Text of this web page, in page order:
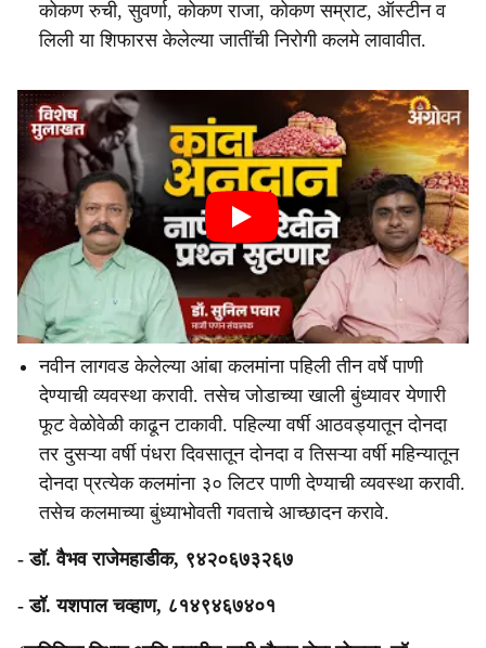
कोकण रुची, सुवर्णा, कोकण राजा, कोकण सम्राट, ऑस्टीन व
लिली या शिफारस केलेल्या जातींची निरोगी कलमे लावावीत.
नवीन लागवड केलेल्या आंबा कलमांना पहिली तीन वर्षे पाणी
देण्याची व्यवस्था करावी. तसेच जोडाच्या खाली बुंध्यावर येणारी
फूट वेळोवेळी काढून टाकावी. पहिल्या वर्षी आठवड्यातून दोनदा
तर दुसऱ्या वर्षी पंधरा दिवसातून दोनदा व तिसऱ्या वर्षी महिन्यातून
दोनदा प्रत्येक कलमांना ३० लिटर पाणी देण्याची व्यवस्था करावी.
तसेच कलमाच्या बुंध्याभोवती गवताचे आच्छादन करावे.
- डॉ. वैभव राजेमहाडीक, ९४२०६७३२६७
- डॉ. यशपाल चव्हाण, ८१४९४६७४०१